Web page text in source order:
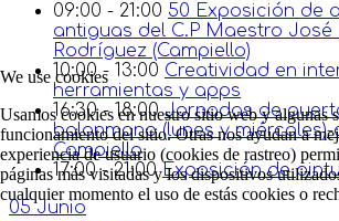
09:00 - 21:00 50 Exposición de
antiguas del C.P Maestro José
Rodríguez (Campiello)
10:00 - 13:00 Creatividad en
herramientas y apps
16:30 - 18:00Jornadas de
balonmano (lunes y
Campiello
17:00 - 21:00Exposición de
05 Junio
We use cookies
Usamos cookies en nuestro sitio web y algunas
funcionamiento del sitio. Otras nos ayudan a
experiencia de usuario (cookies de rastreo)
páginas más visitadas y los dispositivos
cualquier momento el uso de estás cookies o